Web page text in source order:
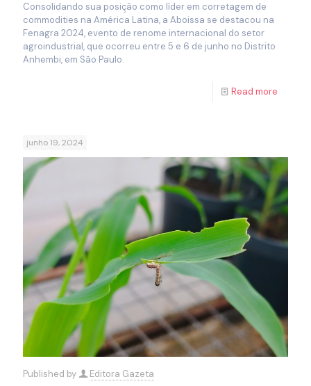
Consolidando sua posição como líder em corretagem de
commodities na América Latina, a Aboissa se destacou na
Fenagra 2024, evento de renome internacional do setor
agroindustrial, que ocorreu entre 5 e 6 de junho no Distrito
Anhembi, em São Paulo.
Read more
junho 19, 2024
Published by
Editora Gazeta